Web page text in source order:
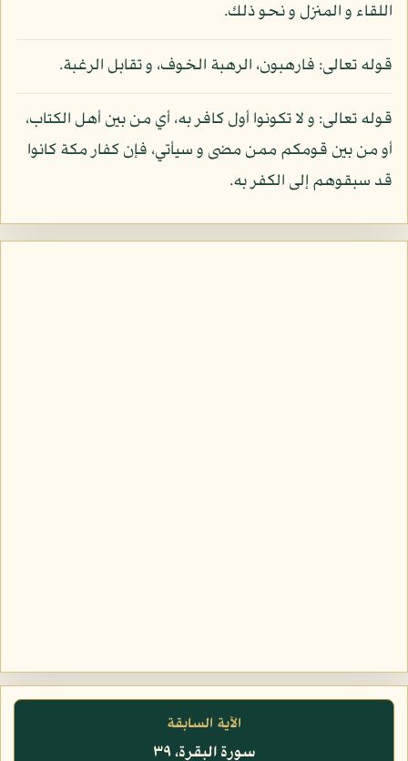
اللقاء و المنزل و نحو ذلك.
قوله تعالى: فارهبون، الرهبة الخوف، و تقابل الرغبة.
قوله تعالى: و لا تكونوا أول كافر به، أي من بين أهل الكتاب،
أو من بين قومكم ممن مضى و سيأتي، فإن كفار مكة كانوا
قد سبقوهم إلى الكفر به.
الآية السابقة
سورة البقرة، ٣٩